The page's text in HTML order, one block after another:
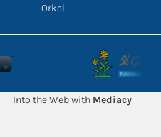
Orkel
Into the Web with Mediacy